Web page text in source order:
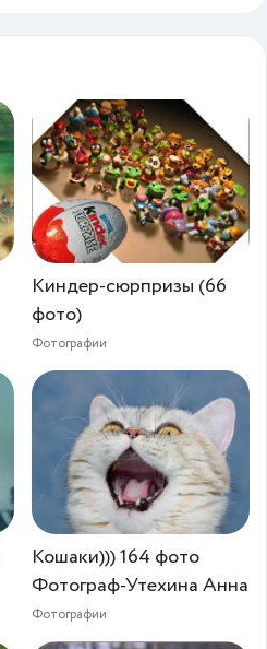
Киндер-сюрпризы (66
фото)
Фотографии
Кошаки))) 164 фото
Фотограф-Утехина Анна
Фотографии